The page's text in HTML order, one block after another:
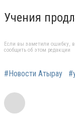
Учения
Если вы заметили ошибку,
сообщить об этом редакции
#Новости Атырау